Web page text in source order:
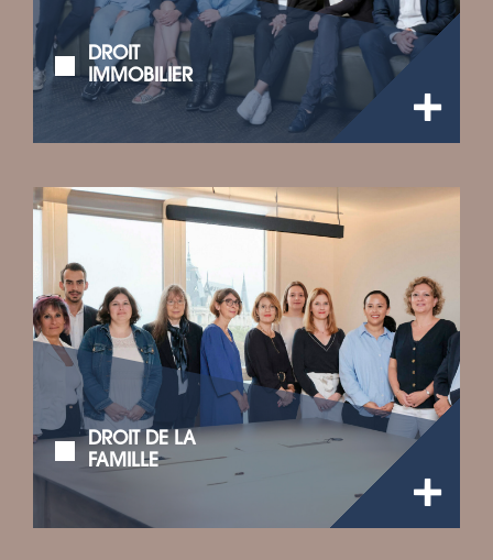
DROIT
IMMOBILIER
DROIT DE LA
FAMILLE